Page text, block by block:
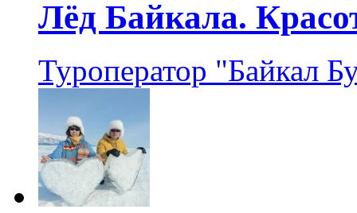
Лёд Байкала.
Туроператор "Байкал